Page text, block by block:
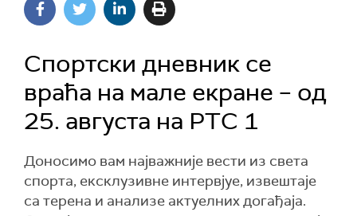
Спортски дневник се
враћа на мале екране – од
25. августа на РТС 1
Доносимо вам најважније вести из света
спорта, ексклузивне интервјуе, извештаје
са терена и анализе актуелних догађаја.